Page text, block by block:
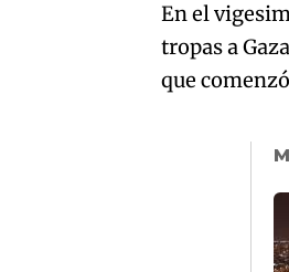
En el
tropas a
que